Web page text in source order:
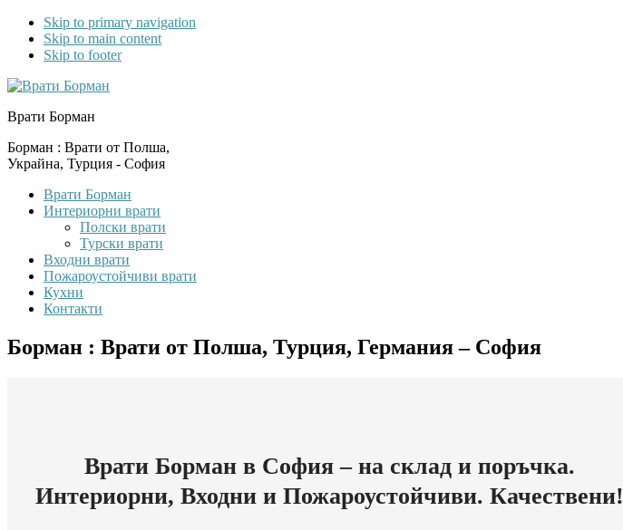
Skip to primary navigation
Skip to main content
Skip to footer
Врати Борман
Борман : Врати от Полша,
Украйна, Турция - София
Врати Борман
Интериорни врати
Полски врати
Турски врати
Входни врати
Пожароустойчиви врати
Кухни
Контакти
Борман : Врати от Полша, Турция, Германия – София
Врати Борман в София – на склад и поръчка.
Интериорни, Входни и Пожароустойчиви. Качествени!